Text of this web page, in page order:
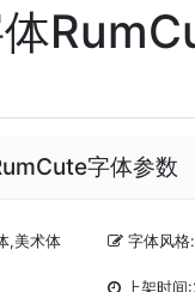
字体参数
,美术体 字体风格
上架时